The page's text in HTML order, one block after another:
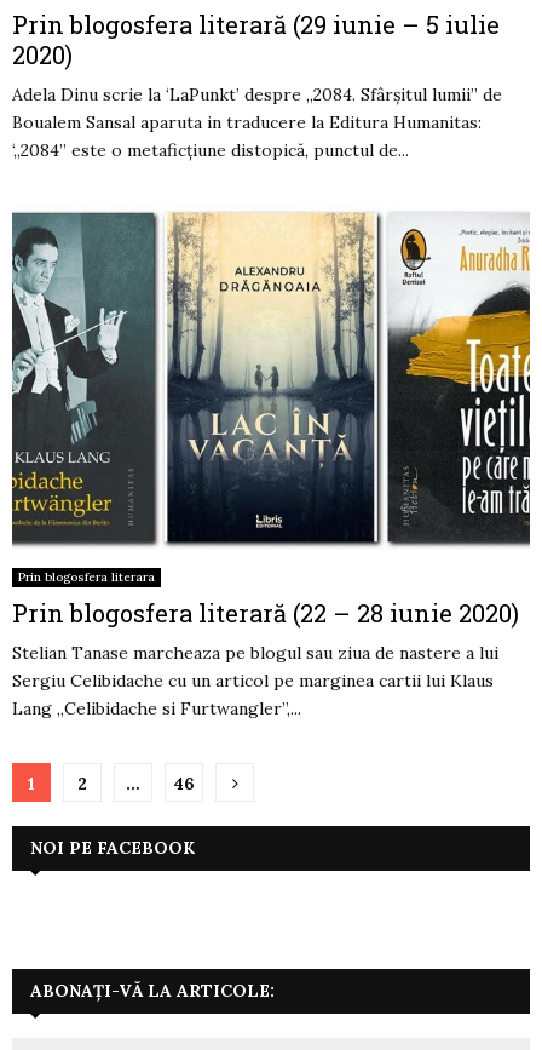
Prin blogosfera literară (29 iunie – 5 iulie
2020)
Adela Dinu scrie la ‘LaPunkt’ despre „2084. Sfârșitul lumii” de
Boualem Sansal aparuta in traducere la Editura Humanitas:
‘„2084” este o metaficțiune distopică, punctul de...
Prin blogosfera literara
Prin blogosfera literară (22 – 28 iunie 2020)
Stelian Tanase marcheaza pe blogul sau ziua de nastere a lui
Sergiu Celibidache cu un articol pe marginea cartii lui Klaus
Lang „Celibidache si Furtwangler”,...
Paginație
articole
1 2 … 46
NOI PE FACEBOOK
ABONAȚI-VĂ LA ARTICOLE: